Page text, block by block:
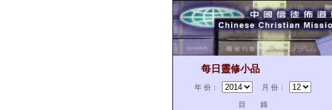
每日靈修小品
年 份：
月 份：
目 錄